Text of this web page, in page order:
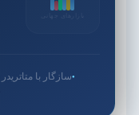
بازارهای جهانی
سازگار با متاتریدر ۵